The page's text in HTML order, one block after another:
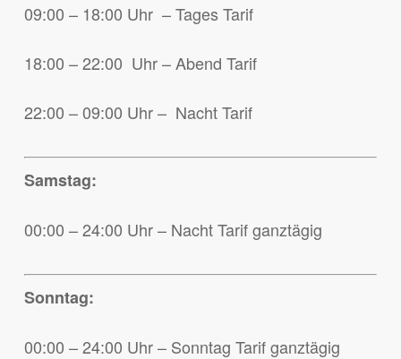
09:00 – 18:00 Uhr – Tages Tarif
18:00 – 22:00 Uhr – Abend Tarif
22:00 – 09:00 Uhr – Nacht Tarif
Samstag:
00:00 – 24:00 Uhr – Nacht Tarif ganztägig
Sonntag:
00:00 – 24:00 Uhr – Sonntag Tarif ganztägig